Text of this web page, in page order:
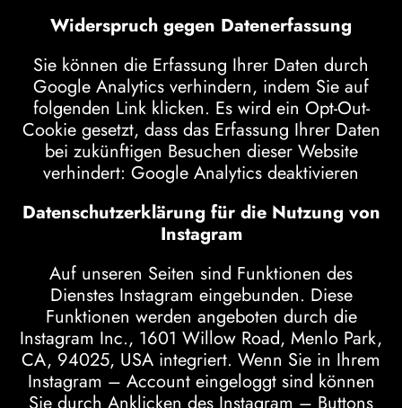
Widerspruch gegen Datenerfassung
Sie können die Erfassung Ihrer Daten durch
Google Analytics verhindern, indem Sie auf
folgenden Link klicken. Es wird ein Opt-Out-
Cookie gesetzt, dass das Erfassung Ihrer Daten
bei zukünftigen Besuchen dieser Website
verhindert: Google Analytics deaktivieren
Datenschutzerklärung für die Nutzung von
Instagram
Auf unseren Seiten sind Funktionen des
Dienstes Instagram eingebunden. Diese
Funktionen werden angeboten durch die
Instagram Inc., 1601 Willow Road, Menlo Park,
CA, 94025, USA integriert. Wenn Sie in Ihrem
Instagram – Account eingeloggt sind können